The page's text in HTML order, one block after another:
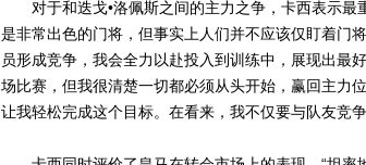
对于和迭戈•洛佩斯之间的主力之争，卡西表示最
是非常出色的门将，但事实上人们并不应该仅盯着门
员形成竞争，我会全力以赴投入到训练中，展现出最
场比赛，但我很清楚一切都必须从头开始，赢回主力
让我轻松完成这个目标。在看来，我不仅要与队友竞